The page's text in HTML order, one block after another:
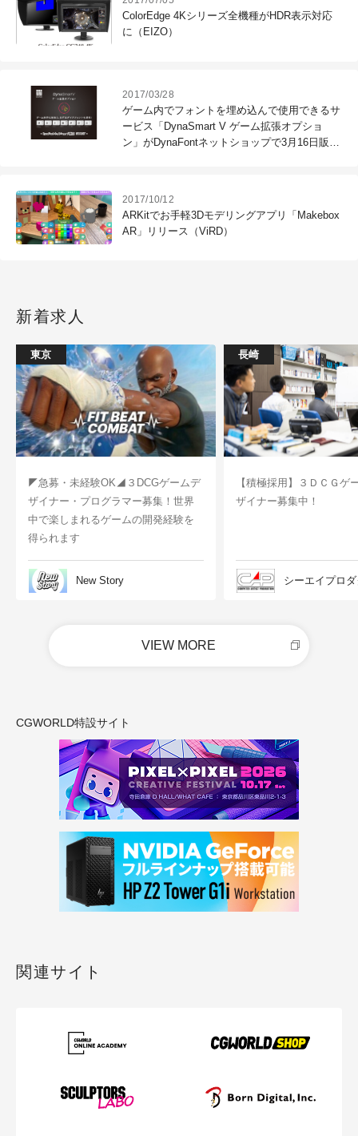
ColorEdge 4Kシリーズ全機種がHDR表示対応
に（EIZO）
2017/03/28
ゲーム内でフォントを埋め込んで使用できるサ
ービス「DynaSmart V ゲーム拡張オプショ
ン」がDynaFontネットショップで3月16日販売
2017/10/12
ARKitでお手軽3Dモデリングアプリ「Makebox
AR」リリース（ViRD）
新着求人
東京
◤急募・未経験OK◢３DCGゲームデ
ザイナー・プログラマー募集！世界
中で楽しまれるゲームの開発経験を
得られます
New Story
長崎
【積極採用】３ＤＣＧゲ
ザイナー募集中！
シーエイプロ
VIEW MORE
CGWORLD特設サイト
関連サイト